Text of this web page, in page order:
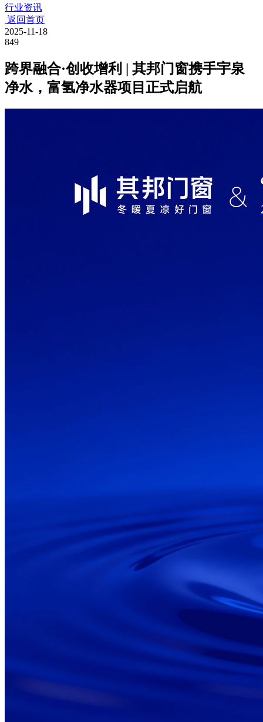
行业资讯
返回首页
2025-11-18
849
跨界融合·创收增利 | 其邦门窗携手宇泉
净水，富氢净水器项目正式启航